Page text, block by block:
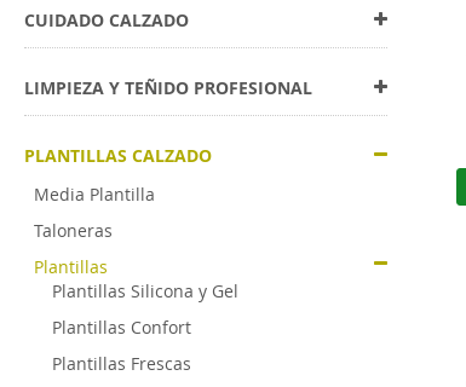
CUIDADO CALZADO
LIMPIEZA Y TEÑIDO PROFESIONAL
PLANTILLAS CALZADO
Media Plantilla
Taloneras
Plantillas
Plantillas Silicona y Gel
Plantillas Confort
Plantillas Frescas